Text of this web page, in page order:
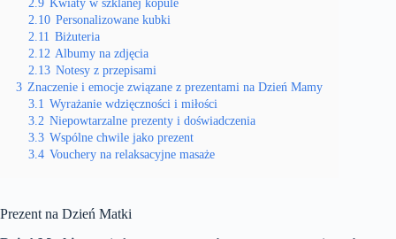
2.9 Kwiaty w szklanej kopule
2.10 Personalizowane kubki
2.11 Biżuteria
2.12 Albumy na zdjęcia
2.13 Notesy z przepisami
3 Znaczenie i emocje związane z prezentami na Dzień Mamy
3.1 Wyrażanie wdzięczności i miłości
3.2 Niepowtarzalne prezenty i doświadczenia
3.3 Wspólne chwile jako prezent
3.4 Vouchery na relaksacyjne masaże
Prezent na Dzień Matki